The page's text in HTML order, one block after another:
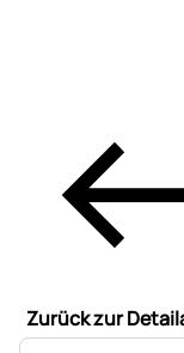
Zurück zur